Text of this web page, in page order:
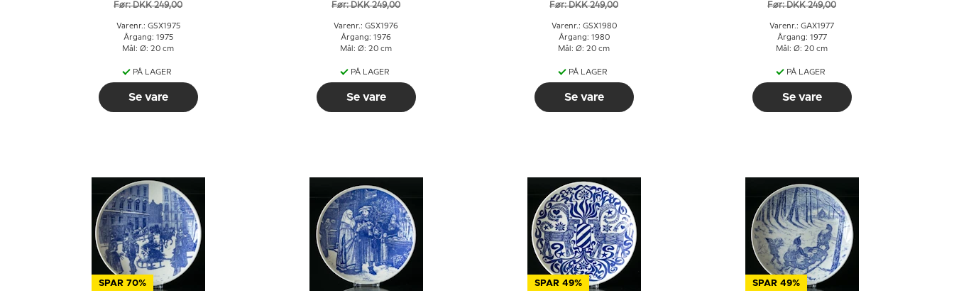
Før: DKK 249,00
Varenr.: GSX1975
Årgang: 1975
Mål: Ø: 20 cm
PÅ LAGER
Se vare
Før: DKK 249,00
Varenr.: GSX1976
Årgang: 1976
Mål: Ø: 20 cm
PÅ LAGER
Se vare
Før: DKK 249,00
Varenr.: GSX1980
Årgang: 1980
Mål: Ø: 20 cm
PÅ LAGER
Se vare
Før: DKK 249,00
Varenr.: GAX1977
Årgang: 1977
Mål: Ø: 20 cm
PÅ LAGER
Se vare
SPAR 70% SPAR 49% SPAR 49%